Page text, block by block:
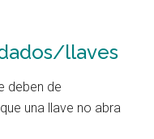
llaves
deben de
una llave no abra